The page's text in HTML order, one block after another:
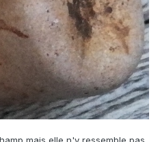
mais elle n'y ressemble pas